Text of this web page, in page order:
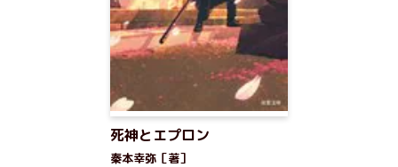
死神とエプロン
秦本幸弥［著］